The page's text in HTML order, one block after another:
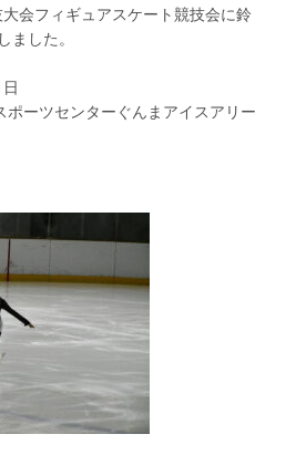
会フィギュアスケート競技会に鈴
ました。
ポーツセンターぐんまアイスアリー